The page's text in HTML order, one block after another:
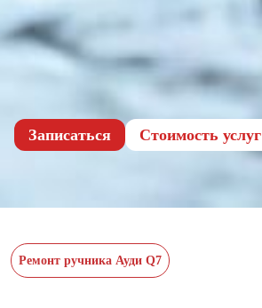
Записаться Cтоимость услуг
Ремонт ручника Ауди Q7